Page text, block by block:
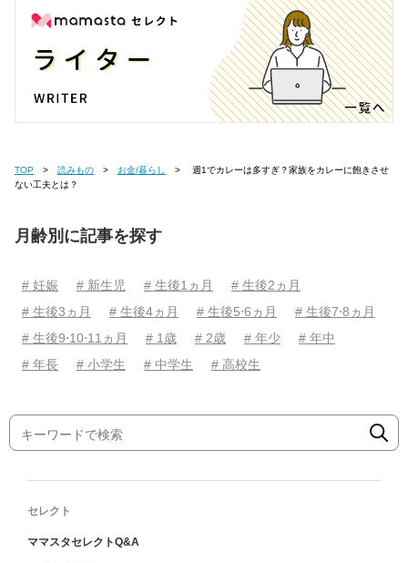
TOP 読みもの お金/暮らし
ない工夫とは？
月齢別に記事を探す
# 妊娠 # 新生児 # 生後1ヵ月
# 生後2ヵ月
# 生後3ヵ月
# 生後4ヵ月 # 生後5⋅6ヵ月
# 生後7⋅8ヵ月
# 生後9⋅10⋅11ヵ月
# 1歳 # 2歳 # 年少
# 年中
# 年長
# 小学生 # 中学生 # 高校生
セレクト
ママスタセレクトQ&A